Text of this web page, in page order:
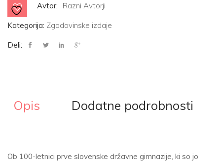
Avtor: Razni Avtorji
Kategorija: Zgodovinske izdaje
Deli:
Opis Dodatne podrobnosti
Ob 100-letnici prve slovenske državne gimnazije, ki so jo